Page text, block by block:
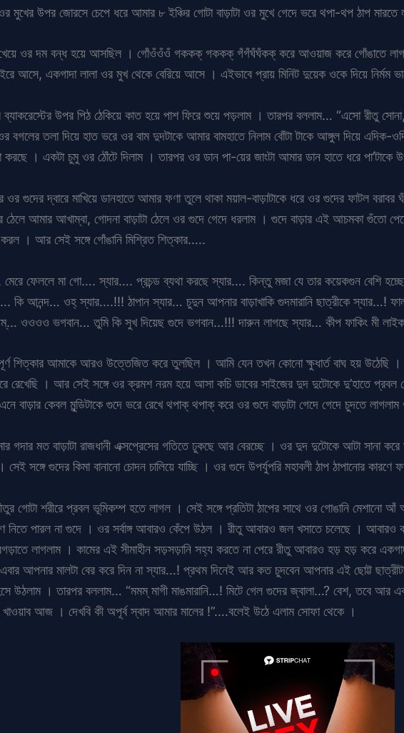
মুখের উপর জোরসে চেপে ধরে আমার ৮ ইঞ্চির গোটা বাড়াটা ওর মুখে গেদে ভরে থপা-থপ ঠাপ মারতে
ওর দম বন্ধ হয়ে আসছিল । গোঁওঁওঁওঁ গককক্ গককক্ গঁগঁঘঁঘঁকক্ করে আওয়াজ করে গোঁঙাতে
আসে, একগাদা লালা ওর মুখ থেকে বেরিয়ে আসে । এইভাবে প্রায় মিনিট দুয়েক ওকে দিয়ে নির্মম
উপর পিঠ ঠেকিয়ে কাত হয়ে পাশ ফিরে শুয়ে পড়লাম । তারপর বললাম… “এসো রীতু
তলা দিয়ে হাত ভরে ওর বাম দুদটাকে আমার বামহাতে নিলাম বোঁটা টাকে আঙ্গুল দিয়ে এদিক-
। একটা চুমু ওর ঠোঁটে দিলাম । তারপর ওর ডান পা-য়ের জাংটা আমার ডান হাতে ধরে পা’টাকে
গুদের দ্বারে মাখিয়ে ডানহাতে আমার ফণা তুলে থাকা ময়াল-বাড়াটাকে ধরে ওর গুদের ফাটল
আমার আখাম্বা, গোদনা বাড়াটা ঠেলে ওর গুদে গেদে ধরলাম । গুদে বাড়ার এই আচমকা গুঁতো
করল । আর সেই সঙ্গে গোঁঙানি মিশ্রিত শিত্কার…..
ফেললে মা গো…. স্যার…. প্রচন্ড ব্যথা করছে স্যার…. কিন্তু মজা যে তার কয়েকগুন বেশি
আনন্দ… ওহ্ স্যার….!!! ঠাপান স্যার… চুদুন আপনার বাড়াখাকি গুদমারানি ছাত্রীকে স্যার…!
ভগবান… তুমি কি সুখ দিয়েছ গুদে ভগবান…!!! দারুন লাগছে স্যার… কীপ ফাকিং মী
শিত্কার আমাকে আরও উত্তেজিত করে তুলছিল । আমি যেন তখন কোনো ক্ষুধার্ত বাঘ হয় উঠেছি ।
রেখেছি । আর সেই সঙ্গে ওর ক্রমশ নরম হয়ে আসা কচি ডাবের সাইজের দুদ দুটোকে দু’হাতে
বাড়ার কেবল মুন্ডিটাকে গুদে ভরে রেখে থপাক্ থপাক্ করে ওর গুদে বাড়াটা গেদে গেদে চুদতে
গদার মত বাড়াটা রাজধানী এক্সপ্রেসের গতিতে ঢুকছে আর বেরচ্ছে । ওর দুদ দুটোকে আটা সানা
সঙ্গে গুদের কিমা বানানো চোদন চালিয়ে যাচ্ছি । ওর গুদে উপর্যুপরি মহাবলী ঠাপ ঠাপানোর
গোটা শরীরে প্রবল ভূমিকম্প হতে লাগল । সেই সঙ্গে প্রতিটা ঠাপের সাথে ওর গোঙানি
নিতে পারল না গুদে । ওর সর্বাঙ্গ আবারও কেঁপে উঠল । রীতু আবারও জল খসাতে চলেছে । আবারও
লাগলাম । কামের এই সীমাহীন সড়সড়ানি সহ্য করতে না পেরে রীতু আবারও হড় হড় করে
আপনার মালটা বের করে দিন না স্যার…! প্রথম দিনেই আর কত চুদবেন আপনার এই ছোট্ট
উঠলাম । তারপর বললাম… “মমম্ মাগী মাঙমারানি…! মিটে গেল গুদের জ্বালা…? বেশ, তবে আর
আজ । দেখবি কী অপূর্ব স্বাদ আমার মালের !”….বলেই উঠে এলাম সোফা থেকে ।